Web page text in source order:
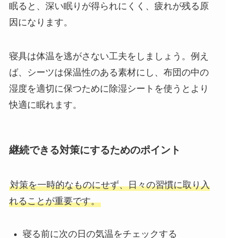
眠ると、深い眠りが得られにくく、疲れが残る原
因になります。
寝具は体温を逃がさない工夫をしましょう。例え
ば、シーツは保温性のある素材にし、布団の中の
湿度を適切に保つために除湿シートを使うとより
快適に眠れます。
継続できる対策にするためのポイント
対策を一時的なものにせず、日々の習慣に取り入
れることが重要です。
寝る前に次の日の気温をチェックする